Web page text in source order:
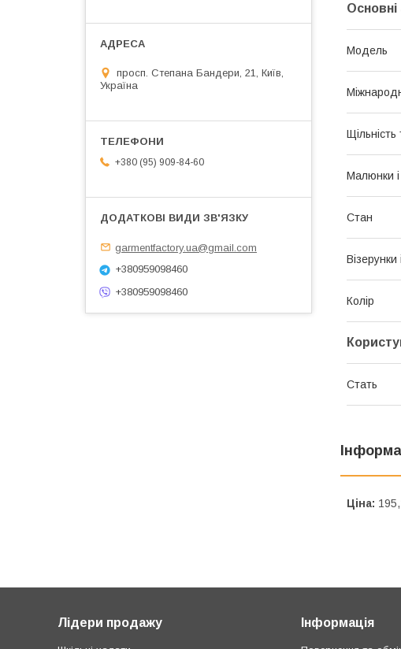
Модель
Щільність
Малюнки
Стан
Візерунки
Колір
Стать
Ціна:
просп. Степана Бандери, 21, Київ,
Україна
+380 (95) 909-84-60
garmentfactory.ua@gmail.com
+380959098460
+380959098460
Лідери продажу Інформація